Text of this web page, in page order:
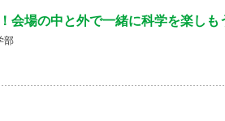
会場の中と外で一緒に科学を楽しも
部